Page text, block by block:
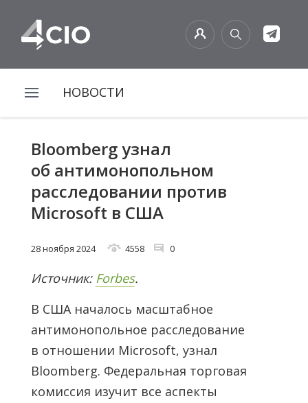
НОВОСТИ
Bloomberg узнал
об антимонопольном
расследовании против
Microsoft в США
28 ноября 2024 4558 0
Источник: Forbes.
В США началось масштабное
антимонопольное расследование
в отношении Microsoft, узнал
Bloomberg. Федеральная торговая
комиссия изучит все аспекты